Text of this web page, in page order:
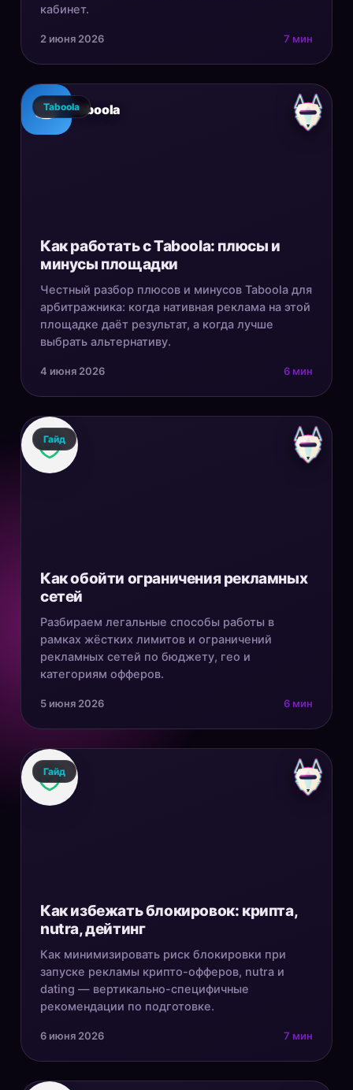
кабинет.
2 июня 2026 7 мин
Taboola
Taboola
Как работать с Taboola: плюсы и
минусы площадки
Честный разбор плюсов и минусов Taboola для
арбитражника: когда нативная реклама на этой
площадке даёт результат, а когда лучше
выбрать альтернативу.
4 июня 2026 6 мин
Гайд
Как обойти ограничения рекламных
сетей
Разбираем легальные способы работы в
рамках жёстких лимитов и ограничений
рекламных сетей по бюджету, гео и
категориям офферов.
5 июня 2026 6 мин
Гайд
Как избежать блокировок: крипта,
nutra, дейтинг
Как минимизировать риск блокировки при
запуске рекламы крипто-офферов, nutra и
dating — вертикально-специфичные
рекомендации по подготовке.
6 июня 2026 7 мин